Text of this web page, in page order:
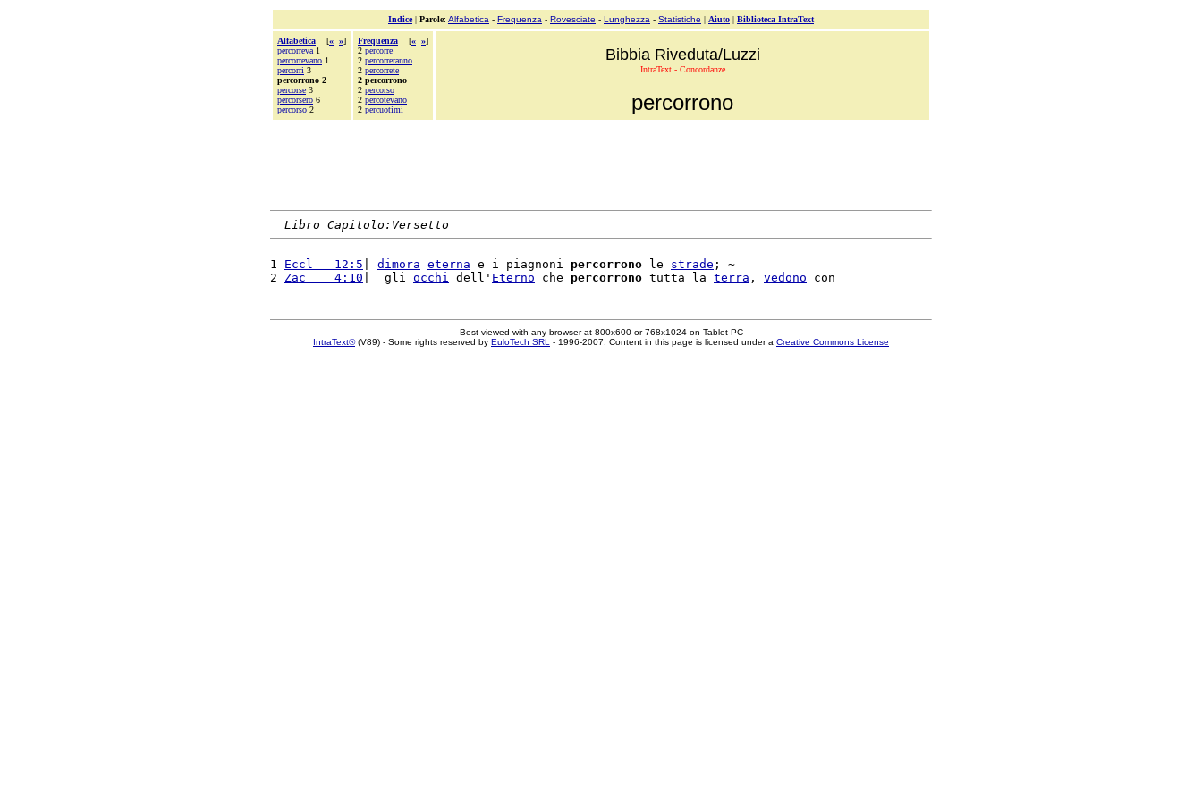
Indice| Parole: Alfabetica - Frequenza - Rovesciate - Lunghezza - Statistiche | Aiuto | Biblioteca IntraText
Alfabetica [« »]
percorreva 1
percorrevano 1
percorri 3
percorrono 2
percorse 3
percorsero 6
percorso 2
Frequenza [« »]
2 percorre
2 percorreranno
2 percorrete
2 percorrono
2 percorso
2 percotevano
2 percuotimi
Bibbia Riveduta/Luzzi
IntraText - Concordanze
percorrono
Libro Capitolo:Versetto
1 Eccl   12:5 dimora eterna e i piagnoni percorrono le strade ; ~
2 Zac    4:10 |  gli occhi dell' Eterno che percorrono tutta la terra , vedono
Best viewed with any browser at 800x600 or 768x1024 on Tablet PC
IntraText®(V89) - Some rights reserved by EuloTech SRL - 1996-2007. Content in this page is licensed under a Creative Commons License